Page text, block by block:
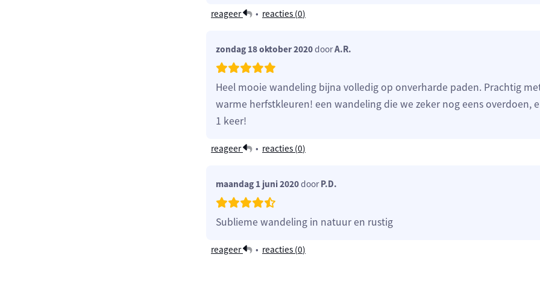
reageer • reacties (0)
zondag 18 oktober 2020doorA.R.
Heel mooie wandeling bijna volledig op onverharde paden. Prachtig
warme herfstkleuren! een wandeling die we zeker nog eens overdoen,
1 keer!
reageer • reacties (0)
maandag 1 juni 2020doorP.D.
Sublieme wandeling in natuur en rustig
reageer • reacties (0)